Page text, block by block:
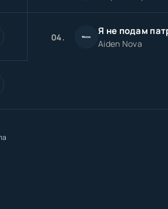
04. Я не подам
Aiden Nova